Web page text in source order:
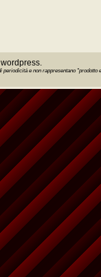
periodicitá e non rappresentano